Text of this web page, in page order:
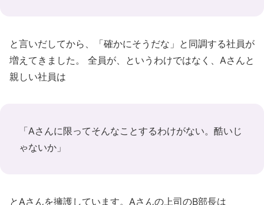
と言いだしてから、「確かにそうだな」と同調する社員が
増えてきました。 全員が、というわけではなく、Aさんと
親しい社員は
「Aさんに限ってそんなことするわけがない。酷いじ
ゃないか」
とAさんを擁護しています。Aさんの上司のB部長は